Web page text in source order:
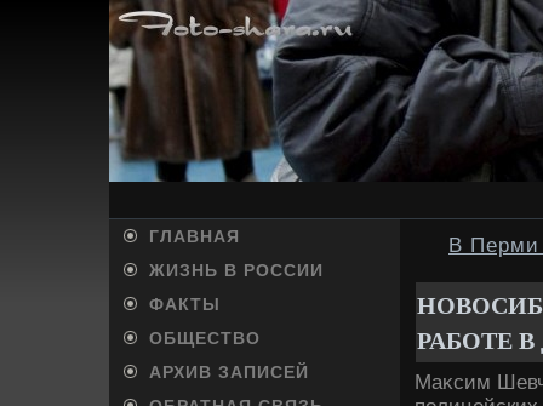
ГЛАВНАЯ
ЖИЗНЬ В РОССИИ
ФАКТЫ
ОБЩЕСТВО
АРХИВ ЗАПИСЕЙ
В Перми
РАБОТЕ
Маκсим